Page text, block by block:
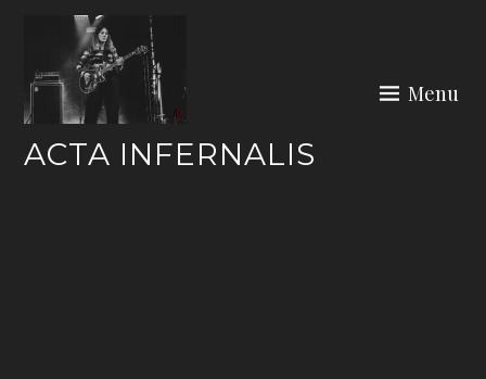
content
ACTA INFERNALIS
Menu